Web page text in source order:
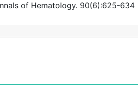
of Hematology. 90(6):625-634